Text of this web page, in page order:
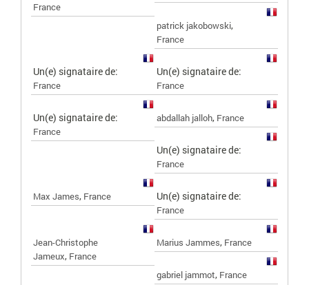
France
patrick jakobowski,
France
Un(e) signataire de:
France
Un(e) signataire de:
France
Un(e) signataire de:
France
abdallah jalloh, France
Un(e) signataire de:
France
Max James, France Un(e) signataire de:
France
Jean-Christophe
Jameux, France
Marius Jammes, France
gabriel jammot, France